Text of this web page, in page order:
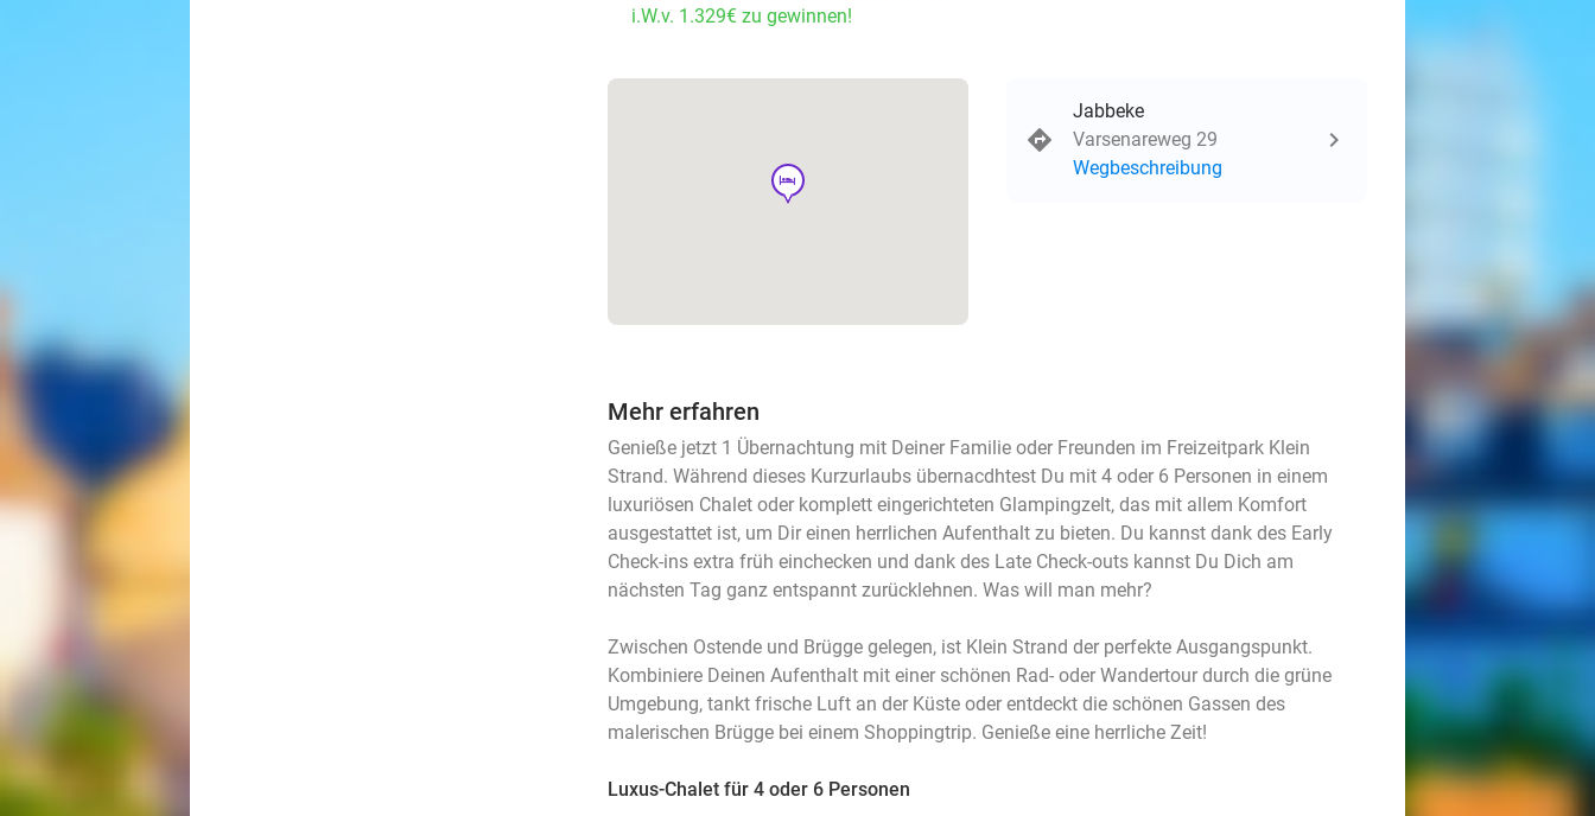
i.W.v. 1.329€ zu gewinnen!
hotel
Jabbeke
Varsenareweg 29
Wegbeschreibung
Mehr erfahren
Genieße jetzt 1 Übernachtung mit Deiner Familie oder Freunden im Freizeitpark Klein
Strand. Während dieses Kurzurlaubs übernacdhtest Du mit 4 oder 6 Personen in einem
luxuriösen Chalet oder komplett eingerichteten Glampingzelt, das mit allem Komfort
ausgestattet ist, um Dir einen herrlichen Aufenthalt zu bieten. Du kannst dank des Early
Check-ins extra früh einchecken und dank des Late Check-outs kannst Du Dich am
nächsten Tag ganz entspannt zurücklehnen. Was will man mehr?
Zwischen Ostende und Brügge gelegen, ist Klein Strand der perfekte Ausgangspunkt.
Kombiniere Deinen Aufenthalt mit einer schönen Rad- oder Wandertour durch die grüne
Umgebung, tankt frische Luft an der Küste oder entdeckt die schönen Gassen des
malerischen Brügge bei einem Shoppingtrip. Genieße eine herrliche Zeit!
Luxus-Chalet für 4 oder 6 Personen